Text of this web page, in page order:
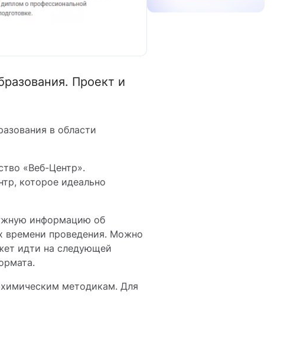
Проект и
в области
«Веб-Центр».
которое идеально
информацию об
времени проведения. Можно
идти на следующей
методикам. Для